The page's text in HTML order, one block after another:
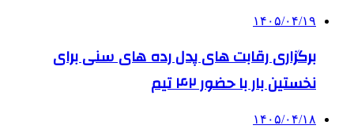
۱۴۰۵/۰۴/۱۹
برگزاری رقابت های پدل رده های سنی برای
نخستین بار با حضور ۴۲ تیم
۱۴۰۵/۰۴/۱۸